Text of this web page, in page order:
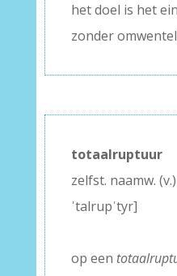
het doel is het
zonder
totaalruptuur
zelfst. naamw.
ˈtalrupˈtyr]
op een